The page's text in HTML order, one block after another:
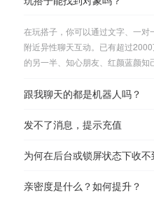
在玩搭子，你可以通过文字、一
附近异性聊天互动。已有超过
的另一半、知心朋友、红颜蓝颜知
跟我聊天的都是机器人吗？
发不了消息，提示充值
为何在后台或锁屏状态下收不
亲密度是什么？如何提升？